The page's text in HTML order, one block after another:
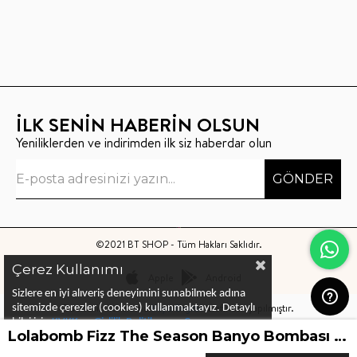
İLK SENİN HABERİN OLSUN
Yeniliklerden ve indirimden ilk siz haberdar olun
GÖNDER
©2021 BT SHOP - Tüm Hakları Saklıdır.
Bu sitenin kurulumuKeyo Digitaltarafından yapılmıştır.
Çerez Kullanımı
Sizlere en iyi alıveriş deneyimini sunabilmek adına
sitemizde çerezler (cookies) kullanmaktayız. Detaylı
bilgi için KVKK ve Gizlilik Politikası veÇerez
Politikalarını inceleyebilirsiniz Lolabomb Fizz The Season Banyo Bombası 160gr